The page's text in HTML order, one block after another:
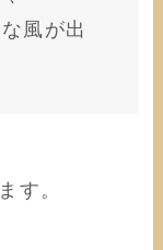
風が出
す。